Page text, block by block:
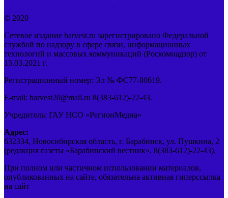
© 2020
Сетевое издание barvest.ru зарегистрировано Федеральной
службой по надзору в сфере связи, информационных
технологий и массовых коммуникаций (Роскомнадзор) от
15.03.2021 г.
Регистрационный номер: Эл № ФС77-80619.
E-mail: barvest20@mail.ru 8(383-612)-22-43.
Учредитель: ГАУ НСО «РегионМедиа»
Адрес:
632334, Новосибирская область, г. Барабинск, ул. Пушкина, 2
(редакция газеты «Барабинский вестник», 8(383-612)-22-43).
При полном или частичном использовании материалов,
опубликованных на сайте, обязательна активная гиперссылка
на сайт